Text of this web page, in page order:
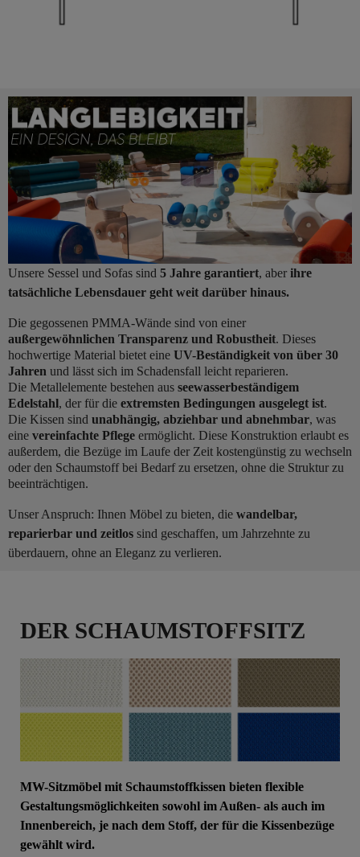
Unsere Sessel und Sofas sind 5 Jahre garantiert, aber ihre
tatsächliche Lebensdauer geht weit darüber hinaus.
Die gegossenen PMMA-Wände sind von einer
außergewöhnlichen Transparenz und Robustheit. Dieses
hochwertige Material bietet eine UV-Beständigkeit von über 30
Jahren und lässt sich im Schadensfall leicht reparieren.
Die Metallelemente bestehen aus seewasserbeständigem
Edelstahl, der für die extremsten Bedingungen ausgelegt ist.
Die Kissen sind unabhängig, abziehbar und abnehmbar, was
eine vereinfachte Pflege ermöglicht. Diese Konstruktion erlaubt es
außerdem, die Bezüge im Laufe der Zeit kostengünstig zu wechseln
oder den Schaumstoff bei Bedarf zu ersetzen, ohne die Struktur zu
beeinträchtigen.
Unser Anspruch: Ihnen Möbel zu bieten, die wandelbar,
reparierbar und zeitlos sind geschaffen, um Jahrzehnte zu
überdauern, ohne an Eleganz zu verlieren.
DER SCHAUMSTOFFSITZ
MW-Sitzmöbel mit Schaumstoffkissen bieten flexible
Gestaltungsmöglichkeiten sowohl im Außen- als auch im
Innenbereich, je nach dem Stoff, der für die Kissenbezüge
gewählt wird.